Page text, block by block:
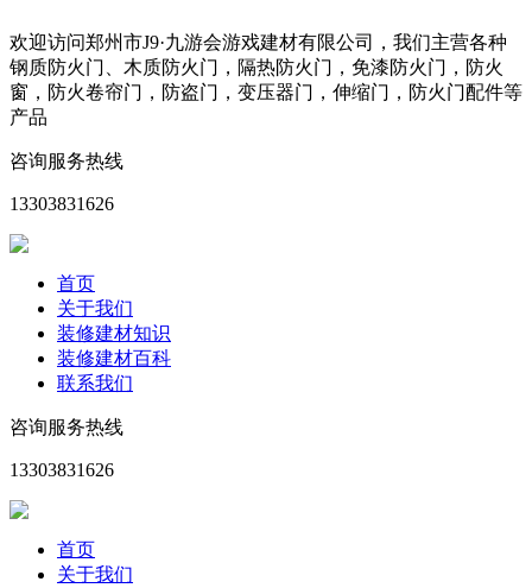
欢迎访问郑州市J9·九游会游戏建材有限公司，我们主营各种
钢质防火门、木质防火门，隔热防火门，免漆防火门，防火
窗，防火卷帘门，防盗门，变压器门，伸缩门，防火门配件等
产品
咨询服务热线
13303831626
首页
关于我们
装修建材知识
装修建材百科
联系我们
咨询服务热线
13303831626
首页
关于我们